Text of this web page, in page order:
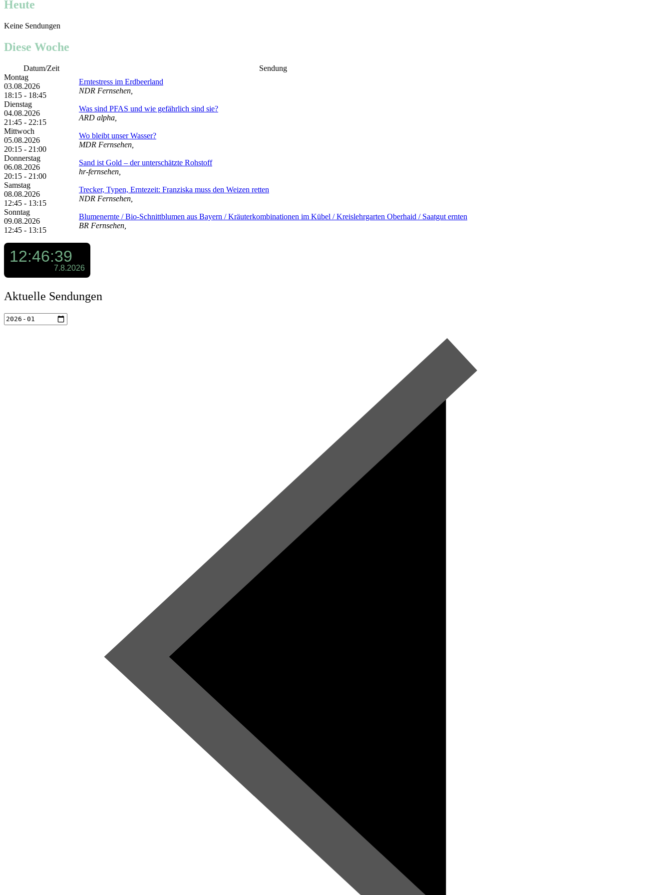
Heute
Keine Sendungen
Diese Woche
Datum/Zeit
Sendung
Montag
03.08.2026
18:15 - 18:45
Erntestress im Erdbeerland
NDR Fernsehen,
Dienstag
04.08.2026
21:45 - 22:15
Was sind PFAS und wie gefährlich sind sie?
ARD alpha,
Mittwoch
05.08.2026
20:15 - 21:00
Wo bleibt unser Wasser?
MDR Fernsehen,
Donnerstag
06.08.2026
20:15 - 21:00
Sand ist Gold – der unterschätzte Rohstoff
hr-fernsehen,
Samstag
08.08.2026
12:45 - 13:15
Trecker, Typen, Erntezeit: Franziska muss den Weizen retten
NDR Fernsehen,
Sonntag
09.08.2026
12:45 - 13:15
Blumenernte /​ Bio-Schnittblumen aus Bayern /​ Kräuterkombinationen im Kübel /​ Kreislehrgarten Oberhaid /​ Saatgut ernten
BR Fernsehen,
Aktuelle Sendungen